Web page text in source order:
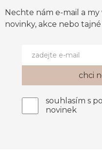
Nechte nám e-mail a my
novinky, akce nebo
souhlasím s
novinek